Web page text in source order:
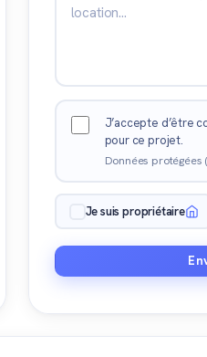
J’accepte d’être
pour ce projet.
Données protégées
Je suis propriétaire